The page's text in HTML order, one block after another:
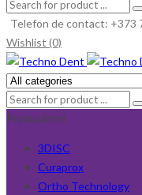
Telefon de contact: +373
Wishlist (0)
Producători
3DISC
Curaprox
Ortho Technology